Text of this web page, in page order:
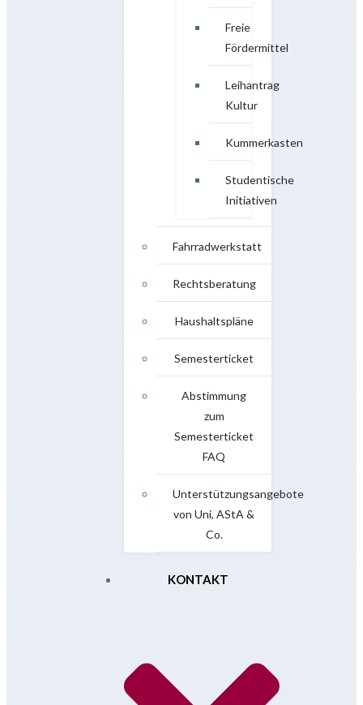
Freie
Fördermittel
Leihantrag
Kultur
Kummerkasten
Studentische
Initiativen
Fahrradwerkstatt
Rechtsberatung
Haushaltspläne
Semesterticket
Abstimmung
zum
Semesterticket
FAQ
Unterstützungsangebote
von Uni, AStA &
Co.
KONTAKT